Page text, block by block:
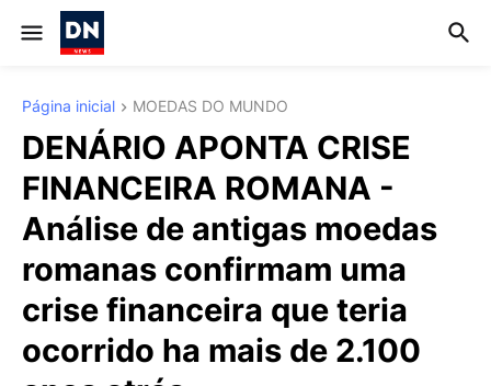
Página inicial MOEDAS DO MUNDO
DENÁRIO APONTA CRISE
FINANCEIRA ROMANA -
Análise de antigas moedas
romanas confirmam uma
crise financeira que teria
ocorrido ha mais de 2.100